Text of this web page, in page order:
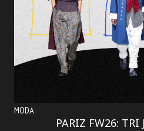
MODA
PARIZ FW26: TRI